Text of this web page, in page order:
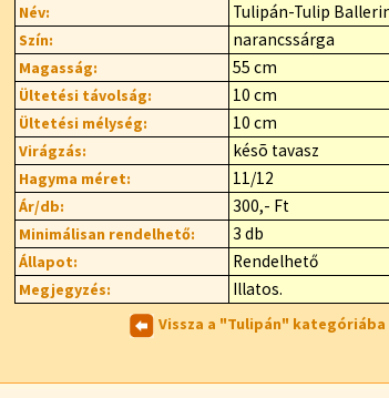
Név: Tulipán-Tulip
Szín: narancssárga
Magasság: 55 cm
Ültetési távolság: 10 cm
Ültetési mélység: 10 cm
Virágzás: késõ tavasz
Hagyma méret: 11/12
Ár/db: 300,- Ft
Minimálisan rendelhető: 3 db
Állapot: Rendelhető
Megjegyzés: Illatos.
Vissza a "Tulipán" kategóriába